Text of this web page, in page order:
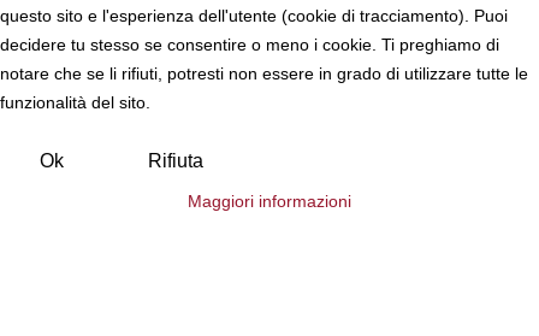
questo sito e l'esperienza dell'utente (cookie di tracciamento). Puoi
decidere tu stesso se consentire o meno i cookie. Ti preghiamo di
notare che se li rifiuti, potresti non essere in grado di utilizzare tutte le
funzionalità del sito.
Ok Rifiuta
Maggiori informazioni